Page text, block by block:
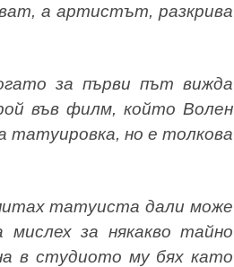
а артистът, разкрива
за първи път вижда
във филм, който Волен
татуировка, но е толкова
татуиста дали може
за някакво тайно
в студиото му бях като